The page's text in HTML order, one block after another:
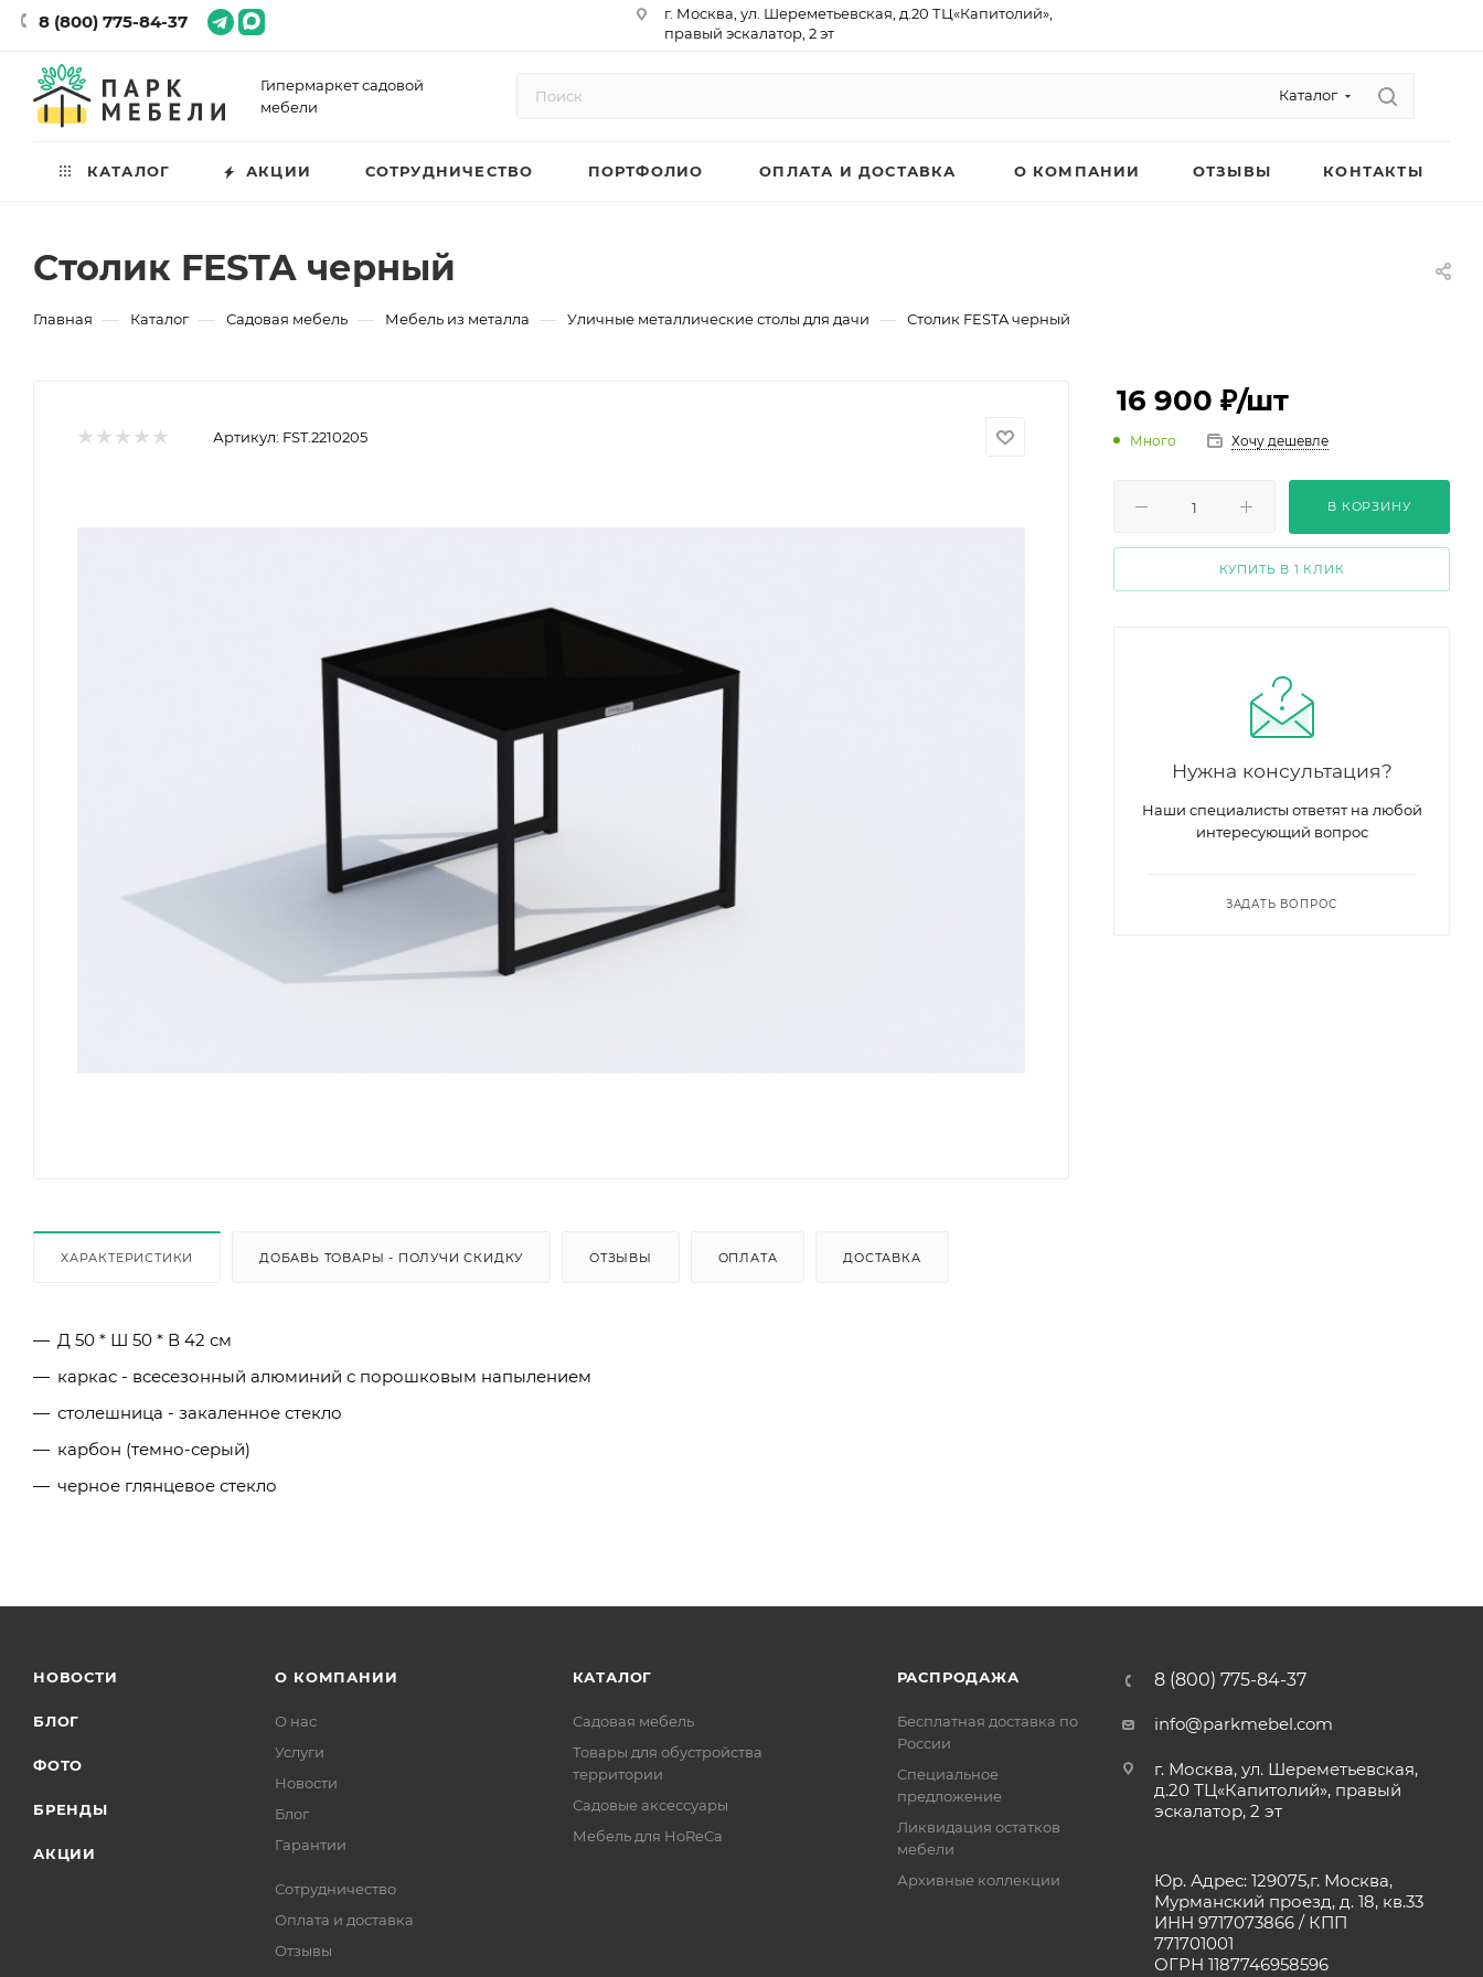
8 (800) 775-84-37
г. Москва, ул. Шереметьевская, д.20 ТЦ«Капитолий»,
правый эскалатор, 2 эт
р/сч 40702810410000761715
Гипермаркет садовой
мебели
Каталог
КАТАЛОГ АКЦИИ СОТРУДНИЧЕСТВО ПОРТФОЛИО ОПЛАТА И ДОСТАВКА О КОМПАНИИ ОТЗЫВЫ КОНТАКТЫ
Столик FESTA черный
Главная — Каталог — Садовая мебель — Мебель из металла — Уличные металлические столы для дачи — Столик FESTA черный
Артикул: FST.2210205
ХАРАКТЕРИСТИКИ ДОБАВЬ ТОВАРЫ - ПОЛУЧИ СКИДКУ ОТЗЫВЫ ОПЛАТА ДОСТАВКА
Д 50 * Ш 50 * В 42 см
каркас - всесезонный алюминий с порошковым напылением
столешница - закаленное стекло
карбон (темно-серый)
черное глянцевое стекло
16 900 ₽/шт
Много Хочу дешевле
В КОРЗИНУ
КУПИТЬ В 1 КЛИК
Нужна консультация?
Наши специалисты ответят на любой
интересующий вопрос
ЗАДАТЬ ВОПРОС
НОВОСТИ
БЛОГ
ФОТО
БРЕНДЫ
АКЦИИ
О КОМПАНИИ
О нас
Услуги
Новости
Блог
Гарантии
Сотрудничество
Оплата и доставка
Отзывы
КАТАЛОГ
Садовая мебель
Товары для обустройства
территории
Садовые аксессуары
Мебель для HoReCa
РАСПРОДАЖА
Бесплатная доставка по
России
Специальное
предложение
Ликвидация остатков
мебели
Архивные коллекции
8 (800) 775-84-37
info@parkmebel.com
г. Москва, ул. Шереметьевская,
д.20 ТЦ«Капитолий», правый
эскалатор, 2 эт
Юр. Адрес: 129075,г. Москва,
Мурманский проезд, д. 18, кв.33
ИНН 9717073866 / КПП
771701001
ОГРН 1187746958596